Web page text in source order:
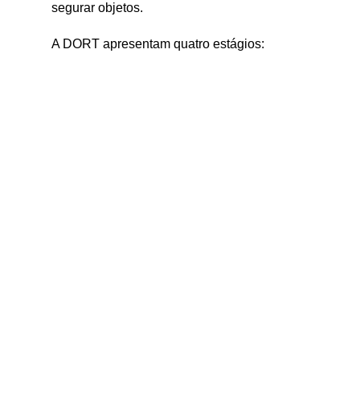
segurar objetos.
A DORT apresentam quatro estágios: